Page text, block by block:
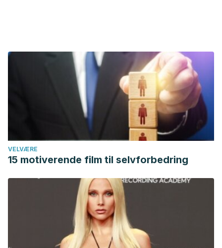
VELVÆRE
15 motiverende film til selvforbedring